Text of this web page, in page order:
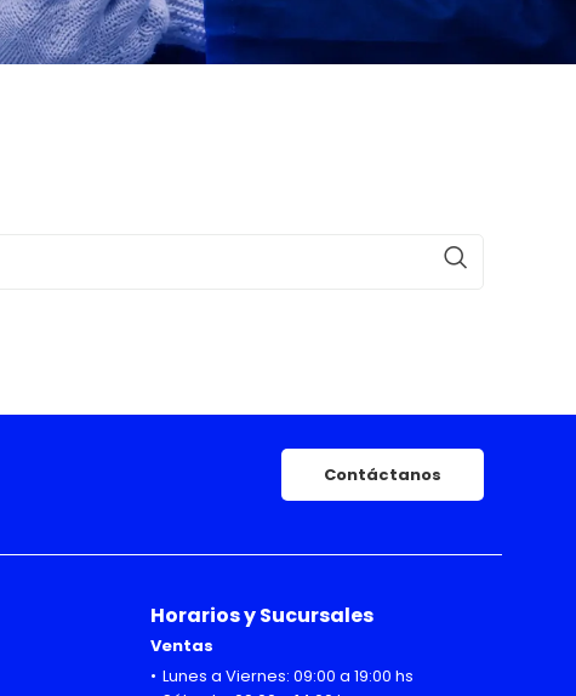
Contáctanos
Horarios y Sucursales
Ventas
Lunes a Viernes: 09:00 a 19:00 hs